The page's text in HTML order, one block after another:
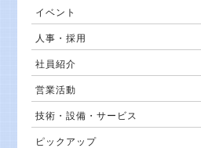
イベント
人事・採用
社員紹介
営業活動
技術・設備・サービス
ピックアップ